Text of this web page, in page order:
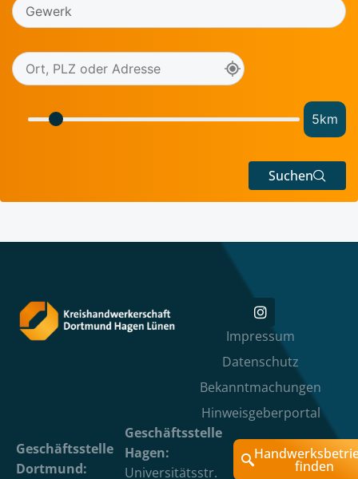
5km
Suchen
Impressum
Datenschutz
Bekanntmachungen
Hinweisgeberportal
Geschäftsstelle
Dortmund:
Geschäftsstelle
Hagen:
Universitätsstr.
finden